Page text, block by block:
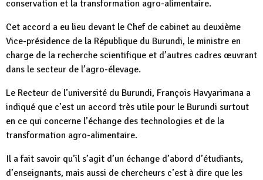
conservation et la transformation agro-alimentaire.
Cet accord a eu lieu devant le Chef de cabinet au deuxième
Vice-présidence de la République du Burundi, le ministre en
charge de la recherche scientifique et d’autres cadres œuvrant
dans le secteur de l’agro-élevage.
Le Recteur de l’université du Burundi, François Havyarimana a
indiqué que c’est un accord très utile pour le Burundi surtout
en ce qui concerne l’échange des technologies et de la
transformation agro-alimentaire.
Il a fait savoir qu’il s’agit d’un échange d’abord d’étudiants,
d’enseignants, mais aussi de chercheurs c’est à dire que les